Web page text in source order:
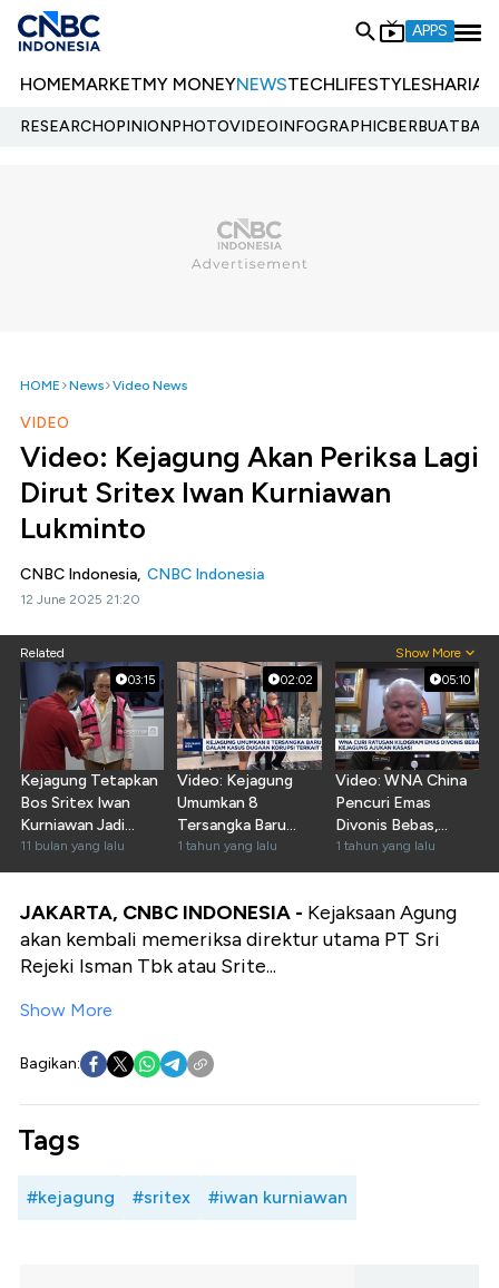
APPS
HOMEMARKETMY MONEYNEWSTECHLIFESTYLESHARIA
RESEARCHOPINIONPHOTOVIDEOINFOGRAPHIC
HOME News Video News
VIDEO
Video: Kejagung Akan Periksa Lagi
Dirut Sritex Iwan Kurniawan
Lukminto
CNBC Indonesia, CNBC Indonesia
12 June 2025 21:20
Related Show More
03:15
Kejagung Tetapkan
Bos Sritex Iwan
Kurniawan Jadi
Tersangka Korupsi
11 bulan yang lalu
02:02
Video: Kejagung
Umumkan 8
Tersangka Baru
Kasus Korupsi
Sritex
1 tahun yang lalu
05:10
Video: WNA China
Pencuri Emas
Divonis Bebas,
Kejagung Ajukan
Kasasi
1 tahun yang lalu
JAKARTA, CNBC INDONESIA - Kejaksaan Agung
akan kembali memeriksa direktur utama PT Sri
Rejeki Isman Tbk atau Srite...
Show More
Bagikan:
Tags
#kejagung #sritex #iwan kurniawan